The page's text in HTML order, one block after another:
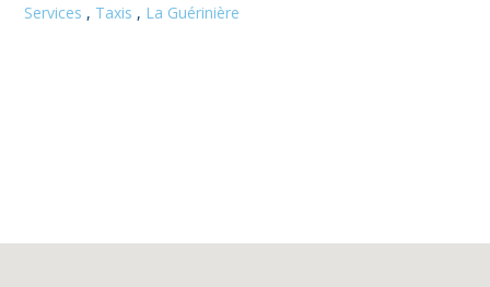
Services , Taxis , La Guérinière